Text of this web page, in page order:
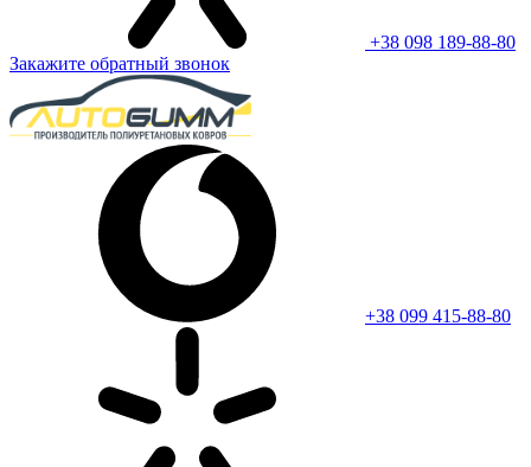
+38 098 189-88-80
Закажите обратный звонок
+38 099 415-88-80